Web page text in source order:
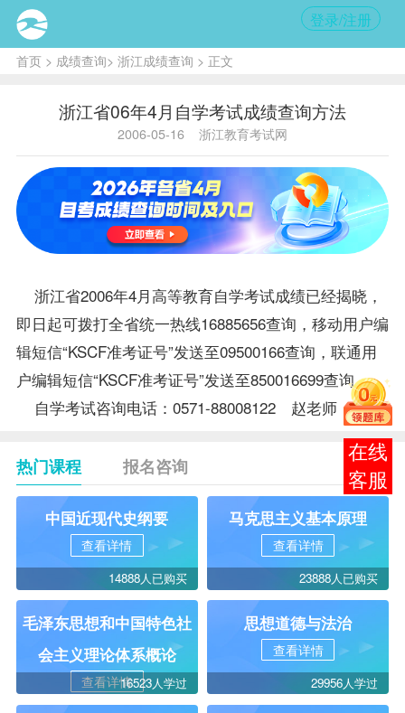
登录/注册
首页> 成绩查询> 浙江成绩查询 > 正文
浙江省06年4月自学考试成绩查询方法
2006-05-16 浙江教育考试网
浙江省2006年4月高等教育自学考试成绩已经揭晓，
即日起可拨打全省统一热线16885656查询，移动用户编
辑短信“KSCF准考证号”发送至09500166查询，联通用
户编辑短信“KSCF准考证号”发送至850016699查询。
自学考试咨询电话：0571-88008122 赵老师
热门课程 报名咨询
中国近现代史纲要
查看详情
14888人已购买
马克思主义基本原理
查看详情
23888人已购买
毛泽东思想和中国特色社
会主义理论体系概论
查看详情16523人学过
思想道德与法治
查看详情
29956人学过
报考
咨询